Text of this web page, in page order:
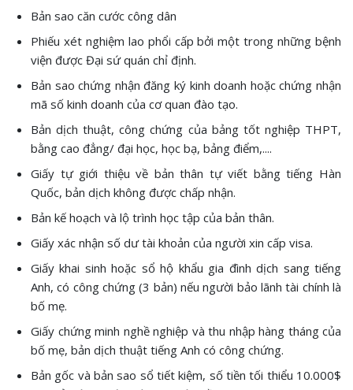
Bản sao căn cước công dân
Phiếu xét nghiệm lao phổi cấp bởi một trong những bệnh
viện được Đại sứ quán chỉ định.
Bản sao chứng nhận đăng ký kinh doanh hoặc chứng nhận
mã số kinh doanh của cơ quan đào tạo.
Bản dịch thuật, công chứng của bảng tốt nghiệp THPT,
bằng cao đẳng/ đại học, học bạ, bảng điểm,....
Giấy tự giới thiệu về bản thân tự viết bằng tiếng Hàn
Quốc, bản dịch không được chấp nhận.
Bản kế hoạch và lộ trình học tập của bản thân.
Giấy xác nhận số dư tài khoản của người xin cấp visa.
Giấy khai sinh hoặc sổ hộ khẩu gia đình dịch sang tiếng
Anh, có công chứng (3 bản) nếu người bảo lãnh tài chính là
bố mẹ.
Giấy chứng minh nghề nghiệp và thu nhập hàng tháng của
bố mẹ, bản dịch thuật tiếng Anh có công chứng.
Bản gốc và bản sao sổ tiết kiệm, số tiền tối thiểu 10.000$